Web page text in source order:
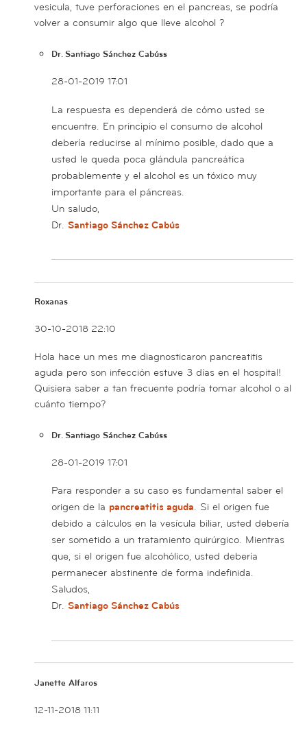
vesicula, tuve perforaciones en el pancreas, se podría
volver a consumir algo que lleve alcohol ?
Dr. Santiago Sánchez Cabúss
28-01-2019 17:01
La respuesta es dependerá de cómo usted se
encuentre. En principio el consumo de alcohol
debería reducirse al mínimo posible, dado que a
usted le queda poca glándula pancreática
probablemente y el alcohol es un tóxico muy
importante para el páncreas.
Un saludo,
Dr. Santiago Sánchez Cabús
Roxanas
30-10-2018 22:10
Hola hace un mes me diagnosticaron pancreatitis
aguda pero son infección estuve 3 días en el hospital!
Quisiera saber a tan frecuente podría tomar alcohol o al
cuánto tiempo?
Dr. Santiago Sánchez Cabúss
28-01-2019 17:01
Para responder a su caso es fundamental saber el
origen de la pancreatitis aguda. Si el origen fue
debido a cálculos en la vesícula biliar, usted debería
ser sometido a un tratamiento quirúrgico. Mientras
que, si el origen fue alcohólico, usted debería
permanecer abstinente de forma indefinida.
Saludos,
Dr. Santiago Sánchez Cabús
Janette Alfaros
12-11-2018 11:11